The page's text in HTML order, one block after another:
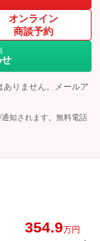
オンライン
商談予約
りません。メールア
知されます。無料電話
354.9万円